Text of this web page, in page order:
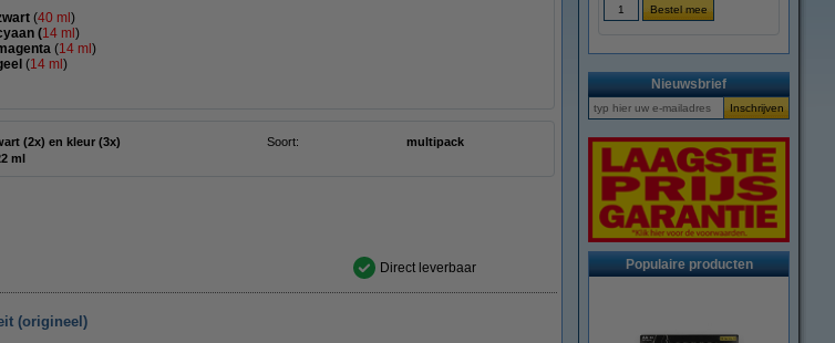
(40 ml )
(14 ml )
(14 ml )
(14 ml )
(2x) en kleur (3x) Soort:
multipack
ml
Direct leverbaar
(origineel)
Nieuwsbrief
Populaire producten